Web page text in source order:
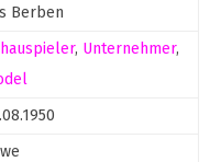
Berben
, Unternehmer,